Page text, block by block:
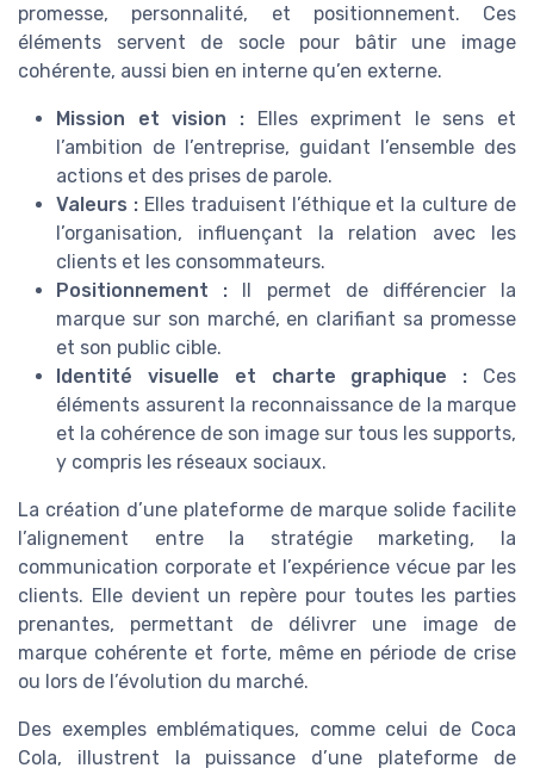
promesse, personnalité, et positionnement. Ces
éléments servent de socle pour bâtir une image
cohérente, aussi bien en interne qu’en externe.
Mission et vision :Elles expriment le sens et
l’ambition de l’entreprise, guidant l’ensemble des
actions et des prises de parole.
Valeurs :Elles traduisent l’éthique et la culture de
l’organisation, influençant la relation avec les
clients et les consommateurs.
Positionnement : Il permet de différencier la
marque sur son marché, en clarifiant sa promesse
et son public cible.
Identité visuelle et charte graphique : Ces
éléments assurent la reconnaissance de la marque
et la cohérence de son image sur tous les supports,
y compris les réseaux sociaux.
La création d’une plateforme de marque solide facilite
l’alignement entre la stratégie marketing, la
communication corporate et l’expérience vécue par les
clients. Elle devient un repère pour toutes les parties
prenantes, permettant de délivrer une image de
marque cohérente et forte, même en période de crise
ou lors de l’évolution du marché.
Des exemples emblématiques, comme celui de Coca
Cola, illustrent la puissance d’une plateforme de